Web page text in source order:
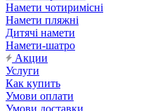
Намети чотиримісні
Намети пляжні
Дитячі намети
Намети-шатро
Акции
Услуги
Как купить
Умови оплати
Умови доставки